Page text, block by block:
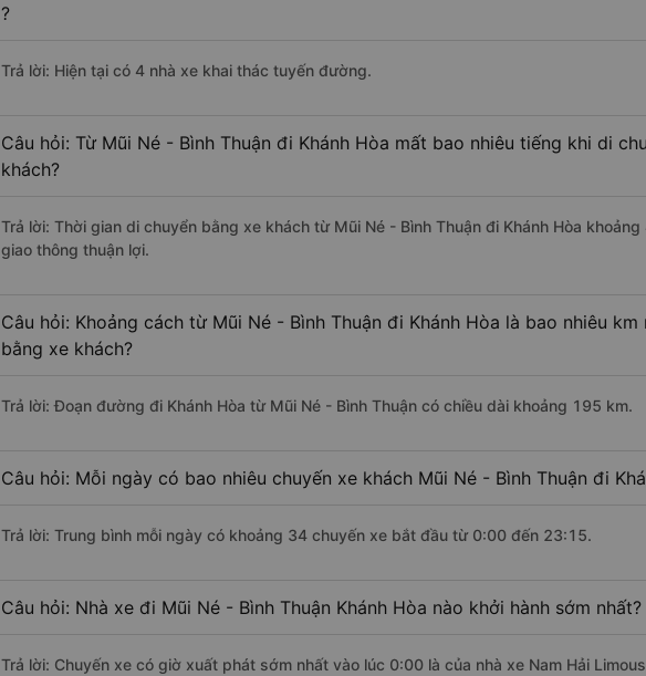
?
Trả lời: Hiện tại có 4 nhà xe khai thác tuyến đường.
Câu hỏi: Từ Mũi Né - Bình Thuận đi Khánh Hòa mất bao nhiêu tiếng khi di
khách?
Trả lời: Thời gian di chuyển bằng xe khách từ Mũi Né - Bình Thuận đi Khánh Hòa
giao thông thuận lợi.
Câu hỏi: Khoảng cách từ Mũi Né - Bình Thuận đi Khánh Hòa là bao nhiêu km
bằng xe khách?
Trả lời: Đoạn đường đi Khánh Hòa từ Mũi Né - Bình Thuận có chiều dài khoảng 195 km.
Câu hỏi: Mỗi ngày có bao nhiêu chuyến xe khách Mũi Né - Bình Thuận đi
Trả lời: Trung bình mỗi ngày có khoảng 34 chuyến xe bắt đầu từ 0:00 đến 23:15.
Câu hỏi: Nhà xe đi Mũi Né - Bình Thuận Khánh Hòa nào khởi hành sớm nhất?
Trả lời: Chuyến xe có giờ xuất phát sớm nhất vào lúc 0:00 là của nhà xe Nam Hải